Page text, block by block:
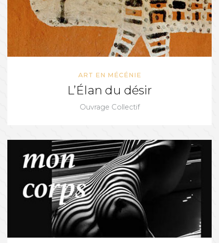
ART EN MÉCÉNIE
L’Élan du désir
Ouvrage Collectif